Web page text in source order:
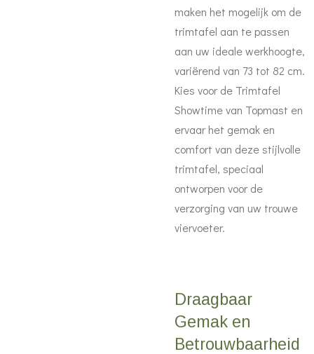
maken het mogelijk om de
trimtafel aan te passen
aan uw ideale werkhoogte,
variërend van 73 tot 82 cm.
Kies voor de Trimtafel
Showtime van Topmast en
ervaar het gemak en
comfort van deze stijlvolle
trimtafel, speciaal
ontworpen voor de
verzorging van uw trouwe
viervoeter.
Draagbaar
Gemak en
Betrouwbaarheid